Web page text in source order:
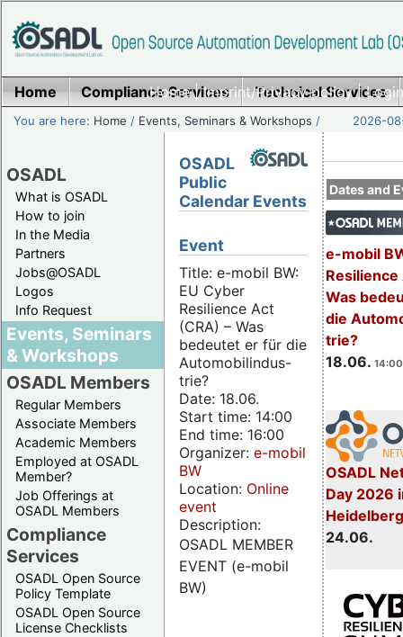
Home|Imprint/Privacy policy|
Home Compliance Services Technical Services
You are here: Home / Events, Seminars & Workshops / 2026-
OSADL
What is OSADL
How to join
In the Media
Partners
Jobs@OSADL
Logos
Info Request
Events, Seminars
& Workshops
OSADL Members
Regular Members
Associate Members
Academic Members
Employed at OSADL
Member?
Job Offerings at
OSADL Members
Compliance
Services
OSADL Open Source
Policy Template
OSADL Open Source
License Checklists
Dates and
e-mobil
Resilience
Was
die
trie?
18.06.
OSADL
Day 2026
24.06.
OSADL
Public
Calendar Events
Event
Title: e-mobil BW:
EU Cyber
Resilience Act
(CRA) – Was
bedeutet er für die
Automobilindus-
trie?
Date: 18.06.
Start time: 14:00
End time: 16:00
Organizer: e-mobil
BW
Location: Online
event
Description:
OSADL MEMBER
EVENT (e-mobil
BW)